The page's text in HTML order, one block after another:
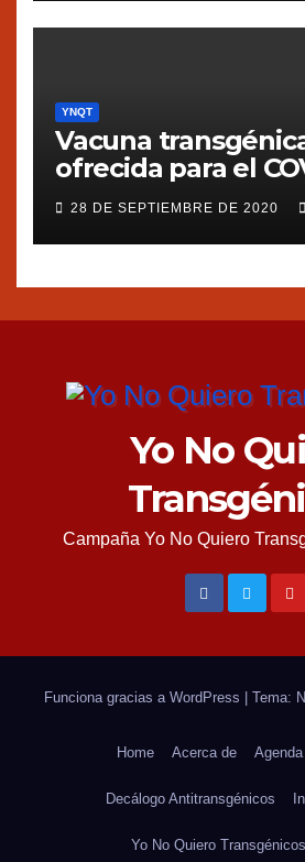
YNQT
Vacuna
ofrecida para el
dice Silvia Ribeiro
group
28 DE SEPTIEMBRE DE 2020
Yo No
Campaña Yo No Quiero
Funciona gracias a WordPress Tema:
Home Acerca de Agenda
Decálogo Antitransgénicos
Yo No Quiero